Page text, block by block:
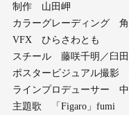
制作 山田岬
カラーグレーディング
VFX ひらさわとも
スチール 藤咲千明／臼
ポスタービジュアル撮影
ラインプロデューサー
主題歌 「Figaro」fumi